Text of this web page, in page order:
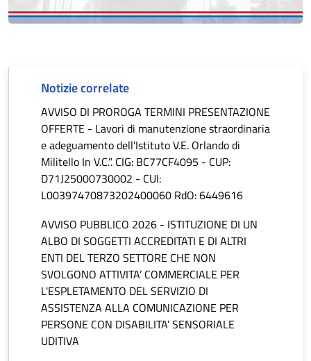
Notizie correlate
AVVISO DI PROROGA TERMINI PRESENTAZIONE
OFFERTE - Lavori di manutenzione straordinaria
e adeguamento dell'Istituto V.E. Orlando di
Militello In V.C.”. CIG: BC77CF4095 - CUP:
D71J25000730002 - CUI:
L00397470873202400060 RdO: 6449616
AVVISO PUBBLICO 2026 - ISTITUZIONE DI UN
ALBO DI SOGGETTI ACCREDITATI E DI ALTRI
ENTI DEL TERZO SETTORE CHE NON
SVOLGONO ATTIVITA’ COMMERCIALE PER
L'ESPLETAMENTO DEL SERVIZIO DI
ASSISTENZA ALLA COMUNICAZIONE PER
PERSONE CON DISABILITA’ SENSORIALE
UDITIVA